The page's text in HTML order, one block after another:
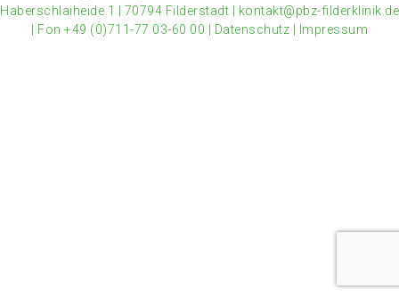
Haberschlaiheide 1
70794 Filderstadt
kontakt@pbz-filderklinik.de
Fon +49 (0)711-77 03-60 00 Datenschutz Impressum